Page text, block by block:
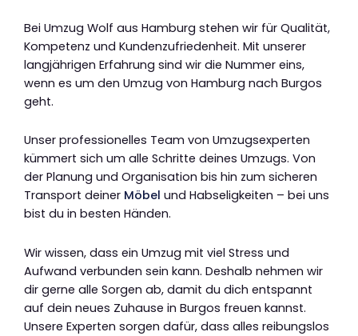
Bei Umzug Wolf aus Hamburg stehen wir für Qualität,
Kompetenz und Kundenzufriedenheit. Mit unserer
langjährigen Erfahrung sind wir die Nummer eins,
wenn es um den Umzug von Hamburg nach Burgos
geht.
Unser professionelles Team von Umzugsexperten
kümmert sich um alle Schritte deines Umzugs. Von
der Planung und Organisation bis hin zum sicheren
Transport deiner Möbel und Habseligkeiten – bei uns
bist du in besten Händen.
Wir wissen, dass ein Umzug mit viel Stress und
Aufwand verbunden sein kann. Deshalb nehmen wir
dir gerne alle Sorgen ab, damit du dich entspannt
auf dein neues Zuhause in Burgos freuen kannst.
Unsere Experten sorgen dafür, dass alles reibungslos